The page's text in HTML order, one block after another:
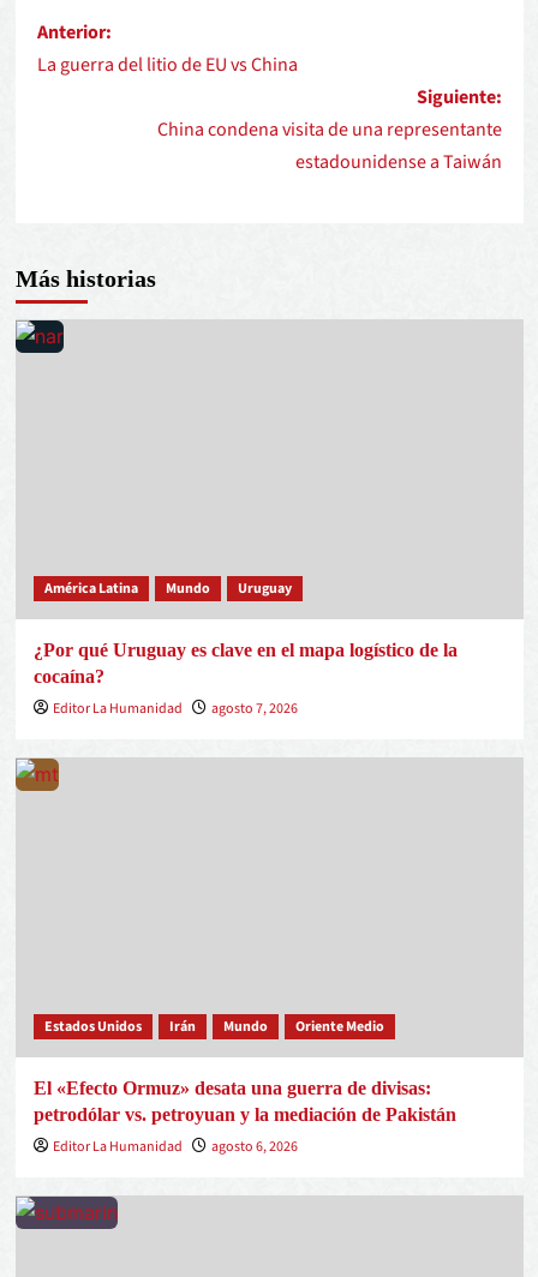
Anterior:
La guerra del litio de EU vs China
Siguiente:
China condena visita de una representante
estadounidense a Taiwán
Más historias
América Latina Mundo Uruguay
¿Por qué Uruguay es clave en el mapa logístico de la
cocaína?
Editor La Humanidad
agosto 7, 2026
Estados Unidos Irán Mundo Oriente Medio
El «Efecto Ormuz» desata una guerra de divisas:
petrodólar vs. petroyuan y la mediación de Pakistán
Editor La Humanidad
agosto 6, 2026